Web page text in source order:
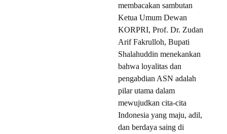
membacakan sambutan
Ketua Umum Dewan
KORPRI, Prof. Dr. Zudan
Arif Fakrulloh, Bupati
Shalahuddin menekankan
bahwa loyalitas dan
pengabdian ASN adalah
pilar utama dalam
mewujudkan cita-cita
Indonesia yang maju, adil,
dan berdaya saing di